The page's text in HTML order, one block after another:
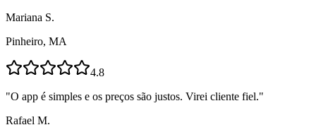
Mariana S.
Pinheiro, MA
4.8
"O app é simples e os preços são justos. Virei cliente fiel."
Rafael M.